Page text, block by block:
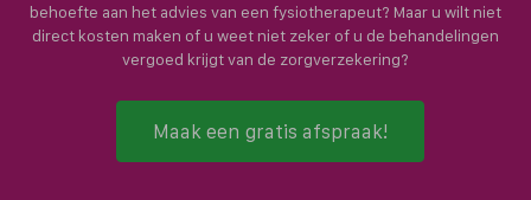
behoefte aan het advies van een fysiotherapeut? Maar u wilt niet
direct kosten maken of u weet niet zeker of u de behandelingen
vergoed krijgt van de zorgverzekering?
Maak een gratis afspraak!